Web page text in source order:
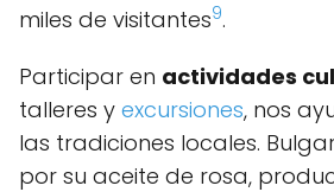
miles de visitantes9.
Participar en actividades
talleres y excursiones, nos
las tradiciones locales.
por su aceite de rosa,